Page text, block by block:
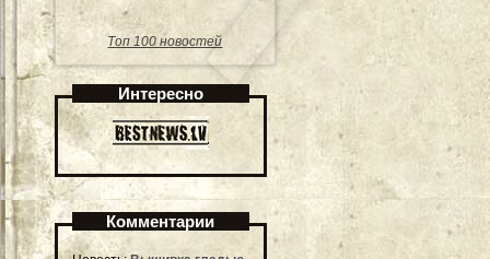
Топ 100 новостей
Интересно
Комментарии